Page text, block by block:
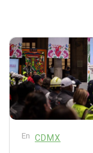
En CDMX